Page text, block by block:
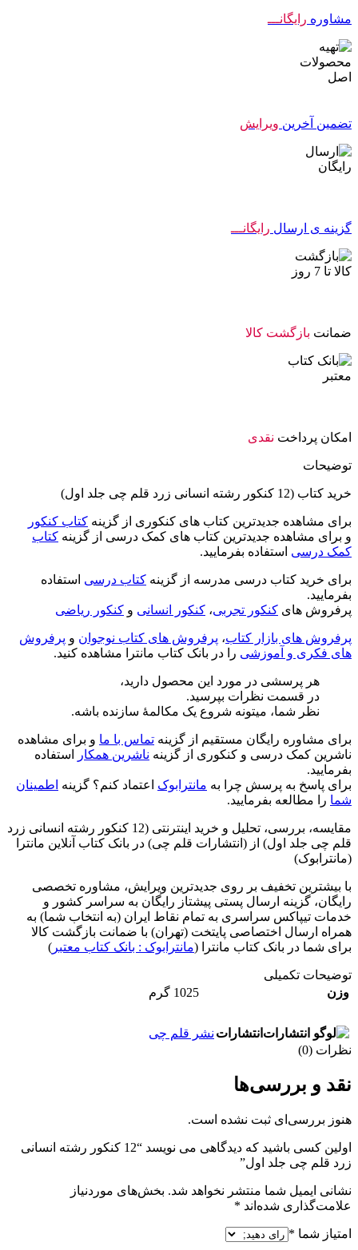
مشاوره رایگانـــ
تضمین آخرین ویرایش
گزینه ی ارسال رایگانـــ
ضمانت بازگشت کالا
امکان پرداخت نقدی
توضیحات
خرید کتاب (12 کنکور رشته انسانی زرد قلم چی جلد اول)
برای مشاهده جدیدترین کتاب های کنکوری از گزینه کتاب کنکور
و برای مشاهده جدیدترین کتاب های کمک درسی از گزینه کتاب
کمک درسی استفاده بفرمایید.
برای خرید کتاب درسی مدرسه از گزینه کتاب درسی استفاده
بفرمایید.
پرفروش های کنکور تجربی، کنکور انسانی و کنکور ریاضی
پرفروش های بازار کتاب، پرفروش های کتاب نوجوان و پرفروش
های فکری و آموزشی را در بانک کتاب مانترا مشاهده کنید.
هر پرسشی در مورد این محصول دارید،
در قسمت نظرات بپرسید.
نظر شما، میتونه شروع یک مکالمۀ سازنده باشه.
برای مشاوره رایگان مستقیم از گزینه تماس با ما و برای مشاهده
ناشرین کمک درسی و کنکوری از گزینه ناشرین همکار
استفاده
بفرمایید.
برای پاسخ به پرسش چرا به مانترابوک اعتماد کنم؟ گزینه اطمینان
شما را مطالعه بفرمایید.
مقایسه، بررسی، تحلیل و خرید اینترنتی (12 کنکور رشته انسانی زرد
قلم چی جلد اول) از (انتشارات قلم چی) در بانک کتاب آنلاین مانترا
(مانترابوک)
با بیشترین تخفیف بر روی جدیدترین ویرایش، مشاوره تخصصی
رایگان، گزینه ارسال پستی پیشتاز رایگان به سراسر کشور و
خدمات تیپاکس سراسری به تمام نقاط ایران (به انتخاب شما) به
همراه ارسال اختصاصی پایتخت (تهران) با ضمانت بازگشت کالا
برای شما در بانک کتاب مانترا (مانترابوک : بانک کتاب معتبر )
توضیحات تکمیلی
وزن
1025 گرم
انتشارات نشر قلم چی
نظرات (0)
نقد و بررسی‌ها
هنوز بررسی‌ای ثبت نشده است.
اولین کسی باشید که دیدگاهی می نویسد “12 کنکور رشته انسانی
زرد قلم چی جلد اول”
نشانی ایمیل شما منتشر نخواهد شد. بخش‌های موردنیاز
علامت‌گذاری شده‌اند *
امتیاز شما *